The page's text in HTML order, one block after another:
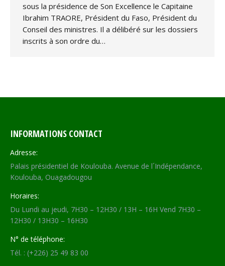
sous la présidence de Son Excellence le Capitaine
Ibrahim TRAORE, Président du Faso, Président du
Conseil des ministres. Il a délibéré sur les dossiers
inscrits à son ordre du…
INFORMATIONS CONTACT
Adresse:
Palais présidentiel de Koulouba. Avenue de l´Indépendance,
Koulouba, Ouagadougou
Horaires:
Du Lundi au jeudi, 7H30 – 12H30 / 13H – 16H Vend 7H30 –
12H30 / 13H30 – 16H30
N° de téléphone:
Tél. : (+226) 25 49 83 00